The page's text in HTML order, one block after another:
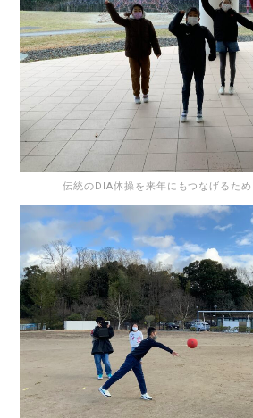
伝統のDIA体操を来年にもつなげるため